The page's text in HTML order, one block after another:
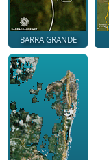
BARRA GRANDE